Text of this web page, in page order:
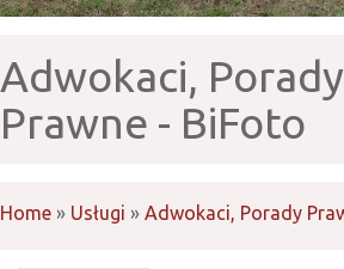
Adwokaci, Porady
Prawne - BiFoto
Home » Usługi » Adwokaci, Porady